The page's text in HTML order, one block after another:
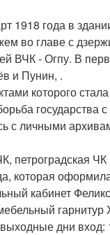
1918 года в
во главе с
ВЧК - Огпу. В
и Пунин, .
которого
с личными
петроградская
которая
кабинет
гарнитур
дни вход: